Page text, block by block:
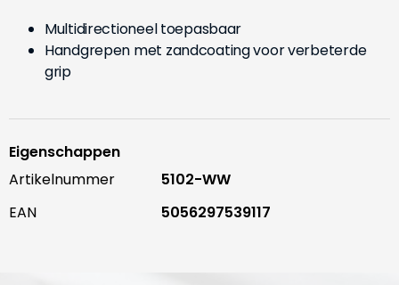
Multidirectioneel toepasbaar
Handgrepen met zandcoating voor verbeterde
grip
Eigenschappen
Artikelnummer
5102-WW
EAN
5056297539117